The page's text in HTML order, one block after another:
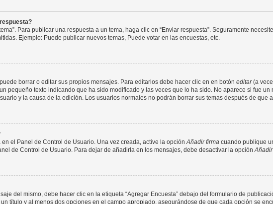
Para publicar una respuesta a un tema, haga clic en “Enviar respuesta”. Seguramente
Ejemplo: Puede publicar nuevos temas, Puede votar en las encuestas, etc.
borrar o editar sus propios mensajes. Para editarlos debe hacer clic en en botón editar(a
pequeño texto indicando que ha sido modificado y las veces que lo ha sido. No aparece si fue
y la causa de la edición. Los usuarios normales no podrán borrar sus temas después de que
el Panel de Control de Usuario. Una vez creada, active la opciónAñadir firma cuando publique
de Control de Usuario. Para dejar de añadirla en los mensajes, debe desactivar la opción
del mismo, debe hacer clic en la etiqueta “Agregar Encuesta” debajo del formulario de
título y al menos dos opciones en el campo apropiado, asegurándose de que cada opción se